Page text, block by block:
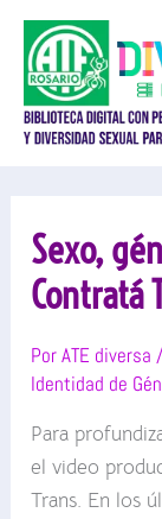
contenido
Sexo,
Contratá
PorATE diversa/
Identidad de
Para
el video
Trans. En los